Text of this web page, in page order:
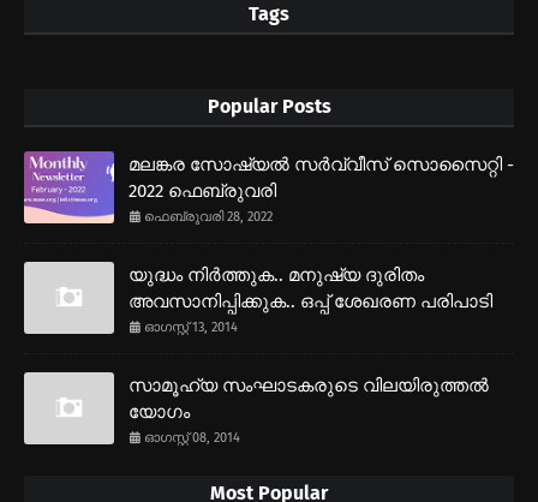
Tags
Popular Posts
മലങ്കര സോഷ്യല്‍ സര്‍വ്വീസ് സൊസൈറ്റി -
2022 ഫെബ്രുവരി
ഫെബ്രുവരി 28, 2022
യുദ്ധം നിര്‍ത്തുക.. മനുഷ്യ ദുരിതം
അവസാനിപ്പിക്കുക.. ഒപ്പ് ശേഖരണ പരിപാടി
ഓഗസ്റ്റ് 13, 2014
സാമൂഹ്യ സംഘാടകരുടെ വിലയിരുത്തല്‍
യോഗം
ഓഗസ്റ്റ് 08, 2014
Most Popular